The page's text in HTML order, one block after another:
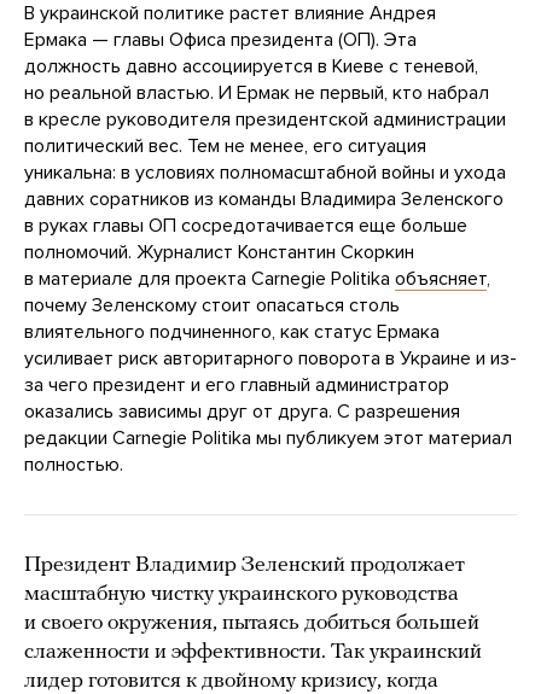
В украинской политике растет влияние Андрея
Ермака — главы Офиса президента (ОП). Эта
должность давно ассоциируется в Киеве с теневой,
но реальной властью. И Ермак не первый, кто набрал
в кресле руководителя президентской администрации
политический вес. Тем не менее, его ситуация
уникальна: в условиях полномасштабной войны и ухода
давних соратников из команды Владимира Зеленского
в руках главы ОП сосредотачивается еще больше
полномочий. Журналист Константин Скоркин
в материале для проекта Carnegie Politika объясняет,
почему Зеленскому стоит опасаться столь
влиятельного подчиненного, как статус Ермака
усиливает риск авторитарного поворота в Украине и из-
за чего президент и его главный администратор
оказались зависимы друг от друга. С разрешения
редакции Carnegie Politika мы публикуем этот материал
полностью.
Президент Владимир Зеленский продолжает
масштабную чистку украинского руководства
и своего окружения, пытаясь добиться большей
слаженности и эффективности. Так украинский
лидер готовится к двойному кризису, когда